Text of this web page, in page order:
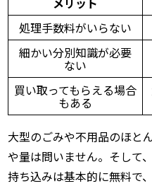
処理手数料がいらない
細かい分別知識が必要
ない
買い取ってもらえる場合
もある
大型のごみや不用品のほと
や量は問いません。そして
持ち込みは基本的に無料で